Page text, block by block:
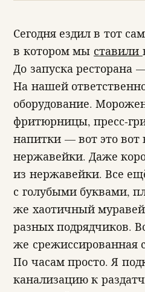
Сегодня ездил в тот
в котором мы ставили
До запуска ресторана
На нашей
оборудование.
фритюрницы, пресс-
напитки — вот это вот
нержавейки. Даже
из нержавейки. Все
с голубыми буквами,
же хаотичный
разных подрядчиков.
же срежиссированная
По часам просто. Я
канализацию к